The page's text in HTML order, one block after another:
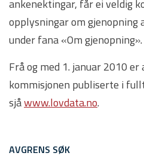
ankenektingar, får ei veldig
opplysningar om gjenopning
under fana «Om gjenopning».
Frå og med 1. januar 2010
kommisjonen publiserte i
sjåwww.lovdata.no.
AVGRENS SØK